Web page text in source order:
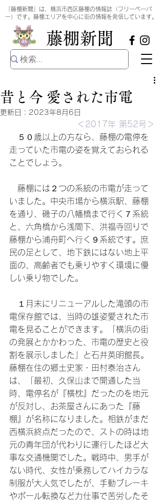
​藤棚新聞
「藤棚新聞」は、横浜市西区藤棚の情報誌（フリーペーパ
ー）です。藤棚エリアを中心に街の情報を発信しています。
昔と今 愛された市電
更新日： 2023年8月6日
＜2017年 第52号＞
５０歳以上の方なら、藤棚の電停を
走っていた市電の姿を覚えておられる
ことでしょう。
藤棚には２つの系統の市電が走って
いました。中央市場から横浜駅、藤棚
を通り、磯子の八幡橋まで行く７系統
と、六角橋から浅間下、洪福寺回りで
藤棚から浦舟町へ行く９系統です。庶
民の足として、地下鉄にはない地上平
面の、高齢者でも乗りやすく環境に優
しい乗り物でした。
１月末にリニューアルした滝頭の市
電保存館では、当時の雄姿愛された市
電を見ることができます。「横浜の街
の発展とかかわった、市電の歴史と役
割を展示しました」と石井英明館長。
藤棚在住の郷土史家・田村泰治さん
は、「最初、久保山まで開通した当
時、電停名が『横枕』だったのを地元
が反対し、お茶屋さんにあった『藤
棚』が名称になりました。相鉄がまだ
西横浜終点だったので、ストの時は地
元の青年団が代わりに運行したほど大
事な交通機関でした。戦時中、男手が
ない時代、女性が乗務してハイカラな
制服が大人気でしたが、手動ブレーキ
やポール転換など力仕事で苦労したそ